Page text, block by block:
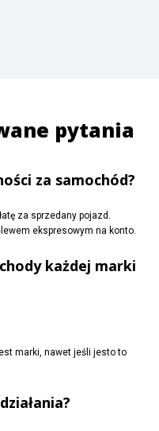
pytania
za samochód?
za sprzedany pojazd.
ekspresowym na konto.
każdej marki
marki, nawet jeśli jesto to